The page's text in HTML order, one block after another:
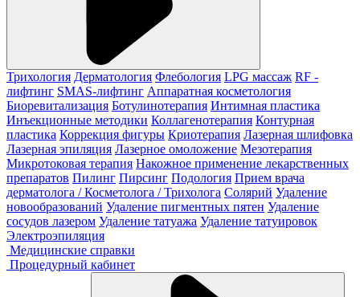
Трихология Дерматология Флебология LPG массаж RF -
лифтинг SMAS-лифтинг Аппаратная косметология
Биоревитализация Ботулинотерапия Интимная пластика
Инъекционные методики Коллагенотерапия Контурная
пластика Коррекция фигуры Криотерапия Лазерная шлифовка
Лазерная эпиляция Лазерное омоложение Мезотерапия
Микротоковая терапия Накожное применение лекарственных
препаратов Пилинг Пирсинг Подология Прием врача
дерматолога / Косметолога / Трихолога Солярий Удаление
новообразований Удаление пигментных пятен Удаление
сосудов лазером Удаление татуажа Удаление татуировок
Электроэпиляция
Медицинские справки
Процедурный кабинет